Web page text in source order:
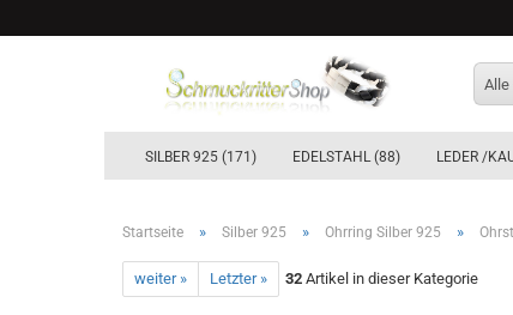
Alle
SILBER 925 (171) EDELSTAHL (88) LEDER /
Startseite » Silber 925 » Ohrring Silber 925 »
weiter » Letzter » 32 Artikel in dieser Kategorie